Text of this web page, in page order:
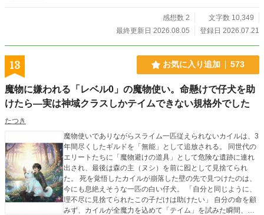
感想数 2
文字数 10,349
最終更新日 2026.08.05
登録日 2026.07.21
13 お気に入り追加 573
魔物に嫌われる「レベル0」の魔物使い。命懸けで仔犬を助
けたら―実は神域クラスしかテイムできない規格外でした
たつき
魔物使いでありながらスライム一匹従えられないカイルは、3
年間尽くしたギルドを「無能」として追放される。 同世代の
エリートたちに「魔物避けの道具」として危険な遺跡に連れ
出され、最後は森の主（ヌシ）を前に囮として見捨てられ
た。 死を覚悟したカイルが崩落した壁の先で見つけたのは、
今にも息絶えそうな一匹の白い仔犬。 「自分と同じように、
理不尽に見捨てられたこの子だけは助けたい」 自分の命を顧
みず、カイルが全魔力を込めて「テイム」を試みた瞬間、眠